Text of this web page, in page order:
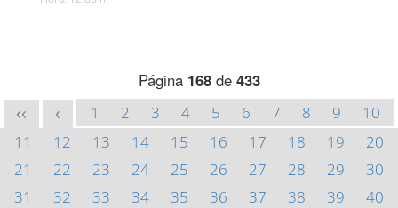
Página 168de 433
<< < 1 2 3 4 5 6 7 8 9
10
11
12 13 14 15 16 17 18 19
20
21
22 23 24 25 26 27 28 29
30
31
32 33 34 35 36 37 38 39
40